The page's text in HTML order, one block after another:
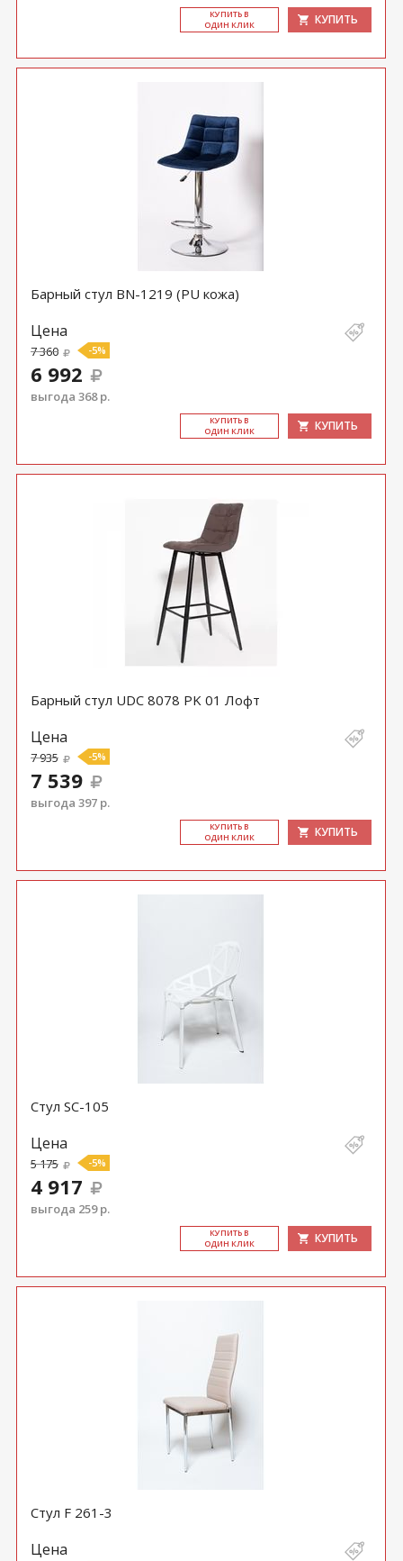
КУ­ПИТЬ В
ОДИН КЛИК
КУПИТЬ
Барный стул BN-1219 (PU кожа)
Цена
7 360 -5%
6 992
выгода 368 р.
КУ­ПИТЬ В
ОДИН КЛИК
КУПИТЬ
Барный стул UDC 8078 PK 01 Лофт
Цена
7 935 -5%
7 539
выгода 397 р.
КУ­ПИТЬ В
ОДИН КЛИК
КУПИТЬ
Стул SC-105
Цена
5 175 -5%
4 917
выгода 259 р.
КУ­ПИТЬ В
ОДИН КЛИК
КУПИТЬ
Стул F 261-3
Цена